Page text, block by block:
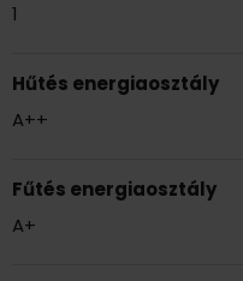
1
Hűtés energiaosztály
A++
Fűtés energiaosztály
A+